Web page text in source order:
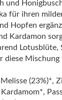
und
für ihren
Hopfen
Kardamon
Lotusblüte,
diese
(23%)*,